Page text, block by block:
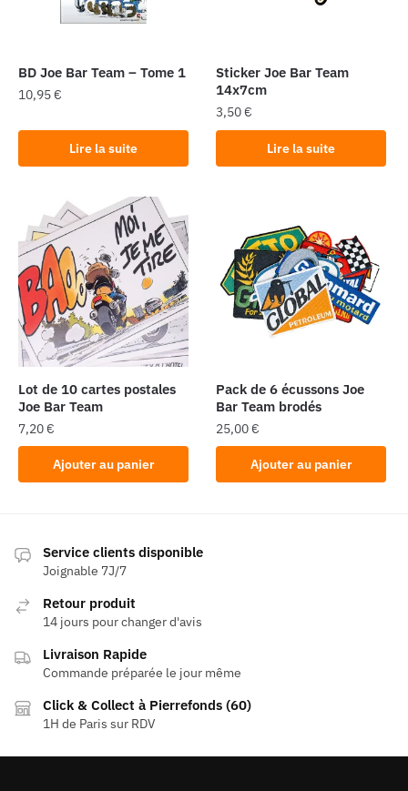
BD Joe Bar Team – Tome 1
10,95€
Lire la suite
Sticker Joe Bar Team
14x7cm
3,50€
Lire la suite
Lot de 10 cartes postales
Joe Bar Team
7,20€
Ajouter au panier
Pack de 6 écussons Joe
Bar Team brodés
25,00€
Ajouter au panier
Service clients disponible
Joignable 7J/7
Retour produit
14 jours pour changer d'avis
Livraison Rapide
Commande préparée le jour même
Click & Collect à Pierrefonds (60)
1H de Paris sur RDV